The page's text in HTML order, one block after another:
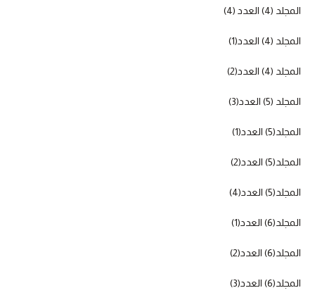
المجلد (4) العدد (4)
المجلد (4) العدد(1)
المجلد (4) العدد(2)
المجلد (5) العدد(3)
المجلد(5) العدد(1)
المجلد(5) العدد(2)
المجلد(5) العدد(4)
المجلد(6) العدد(1)
المجلد(6) العدد(2)
المجلد(6) العدد(3)